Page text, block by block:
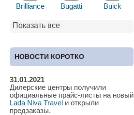
Brilliance Bugatti Buick
Cadillac Chery Chevrolet
Chrysler Citroen Dacia
Показать все
НОВОСТИ КОРОТКО
31.01.2021
Дилерские центры получили
официальные прайс-листы на новый
Lada Niva Travel и открыли
предзаказы.